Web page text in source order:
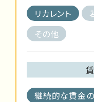
リカレント
その他
継続的な賃金